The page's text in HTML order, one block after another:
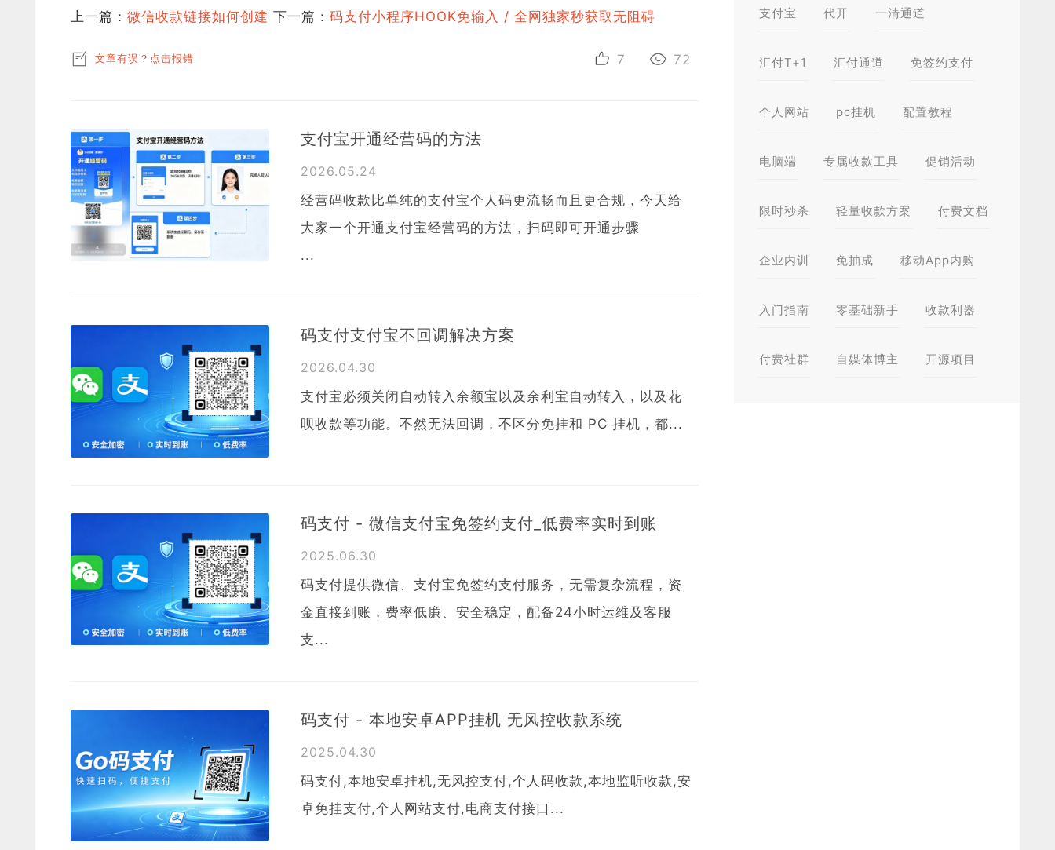
上一篇： 微信收款链接如何创建 下一篇： 码支付小程序HOOK免输入 / 全网独家秒获取无阻碍
文章有误？点击报错 72
7
支付宝开通经营码的方法
2026.05.24
经营码收款比单纯的支付宝个人码更流畅而且更合规，今天给
大家一个开通支付宝经营码的方法，扫码即可开通步骤
...
码支付支付宝不回调解决方案
2026.04.30
支付宝必须关闭自动转入余额宝以及余利宝自动转入，以及花
呗收款等功能。不然无法回调，不区分免挂和 PC 挂机，都...
码支付 - 微信支付宝免签约支付_低费率实时到账
2025.06.30
码支付提供微信、支付宝免签约支付服务，无需复杂流程，资
金直接到账，费率低廉、安全稳定，配备24小时运维及客服
支...
码支付 - 本地安卓APP挂机 无风控收款系统
2025.04.30
码支付,本地安卓挂机,无风控支付,个人码收款,本地监听收款,安
卓免挂支付,个人网站支付,电商支付接口...
支付宝 代开 一清通道
汇付T+1 汇付通道 免签约支付
个人网站 pc挂机 配置教程
电脑端 专属收款工具 促销活动
限时秒杀 轻量收款方案 付费文档
企业内训 免抽成 移动App内购
入门指南 零基础新手 收款利器
付费社群 自媒体博主 开源项目